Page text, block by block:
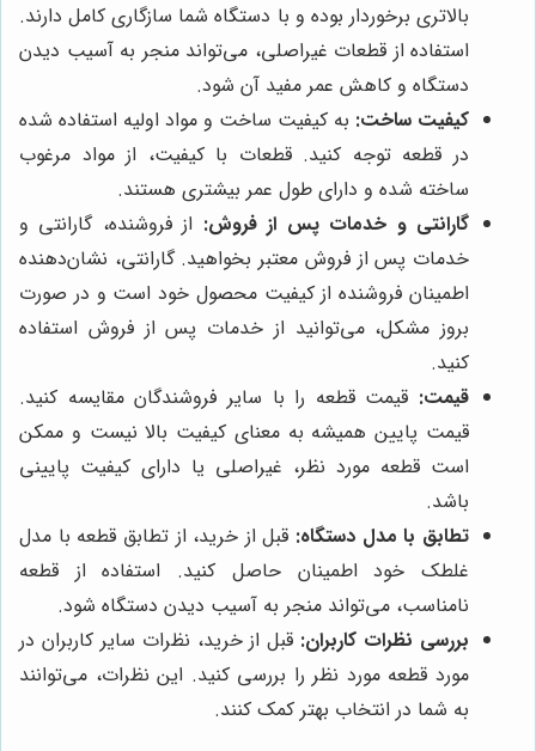
بالاتری برخوردار بوده و با دستگاه شما سازگاری کامل دارند.
استفاده از قطعات غیراصلی، می‌تواند منجر به آسیب دیدن
دستگاه و کاهش عمر مفید آن شود.
کیفیت ساخت: به کیفیت ساخت و مواد اولیه استفاده شده
در قطعه توجه کنید. قطعات با کیفیت، از مواد مرغوب
ساخته شده و دارای طول عمر بیشتری هستند.
گارانتی و خدمات پس از فروش: از فروشنده، گارانتی و
خدمات پس از فروش معتبر بخواهید. گارانتی، نشان‌دهنده
اطمینان فروشنده از کیفیت محصول خود است و در صورت
بروز مشکل، می‌توانید از خدمات پس از فروش استفاده
کنید.
قیمت: قیمت قطعه را با سایر فروشندگان مقایسه کنید.
قیمت پایین همیشه به معنای کیفیت بالا نیست و ممکن
است قطعه مورد نظر، غیراصلی یا دارای کیفیت پایینی
باشد.
تطابق با مدل دستگاه: قبل از خرید، از تطابق قطعه با مدل
غلطک خود اطمینان حاصل کنید. استفاده از قطعه
نامناسب، می‌تواند منجر به آسیب دیدن دستگاه شود.
بررسی نظرات کاربران: قبل از خرید، نظرات سایر کاربران در
مورد قطعه مورد نظر را بررسی کنید. این نظرات، می‌توانند
به شما در انتخاب بهتر کمک کنند.